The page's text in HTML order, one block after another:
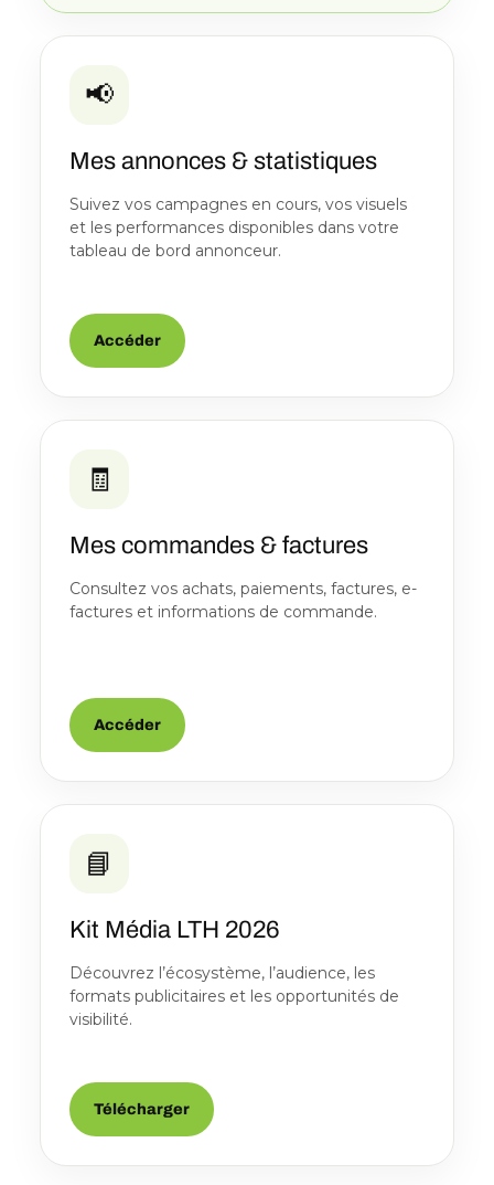
📢
Mes annonces & statistiques
Suivez vos campagnes en cours, vos visuels
et les performances disponibles dans votre
tableau de bord annonceur.
Accéder
🧾
Mes commandes & factures
Consultez vos achats, paiements, factures, e-
factures et informations de commande.
Accéder
📘
Kit Média LTH 2026
Découvrez l’écosystème, l’audience, les
formats publicitaires et les opportunités de
visibilité.
Télécharger